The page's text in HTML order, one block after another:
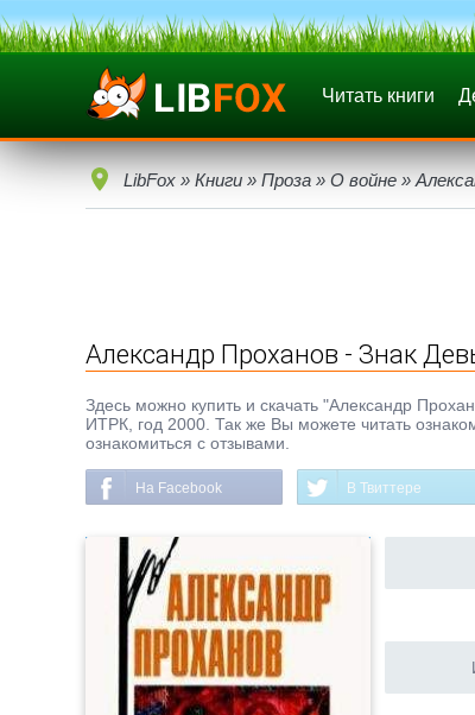
Читать книги
LibFox » Книги » Проза » О войне »
Александр Проханов - Знак
Здесь можно купить и скачать "Александр
ИТРК, год 2000. Так же Вы можете читать
ознакомиться с отзывами.
На Facebook В Твиттере